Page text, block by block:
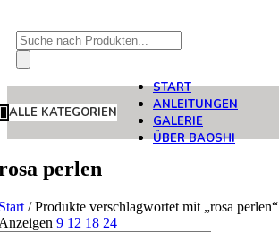
Products
search
ALLE KATEGORIEN
START
ANLEITUNGEN
GALERIE
ÜBER BAOSHI
perlen
/ Produkte verschlagwortet mit „rosa perlen“
9 12 18 24